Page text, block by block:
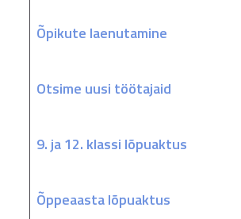
Õpikute laenutamine
Otsime uusi töötajaid
9. ja 12. klassi lõpuaktus
Õppeaasta lõpuaktus